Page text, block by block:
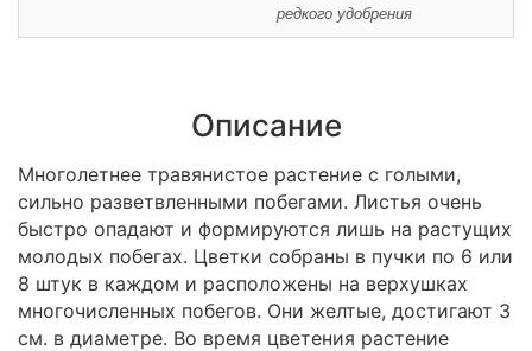
редкого удобрения
Описание
Многолетнее травянистое растение с голыми,
сильно разветвленными побегами. Листья очень
быстро опадают и формируются лишь на растущих
молодых побегах. Цветки собраны в пучки по 6 или
8 штук в каждом и расположены на верхушках
многочисленных побегов. Они желтые, достигают 3
см. в диаметре. Во время цветения растение